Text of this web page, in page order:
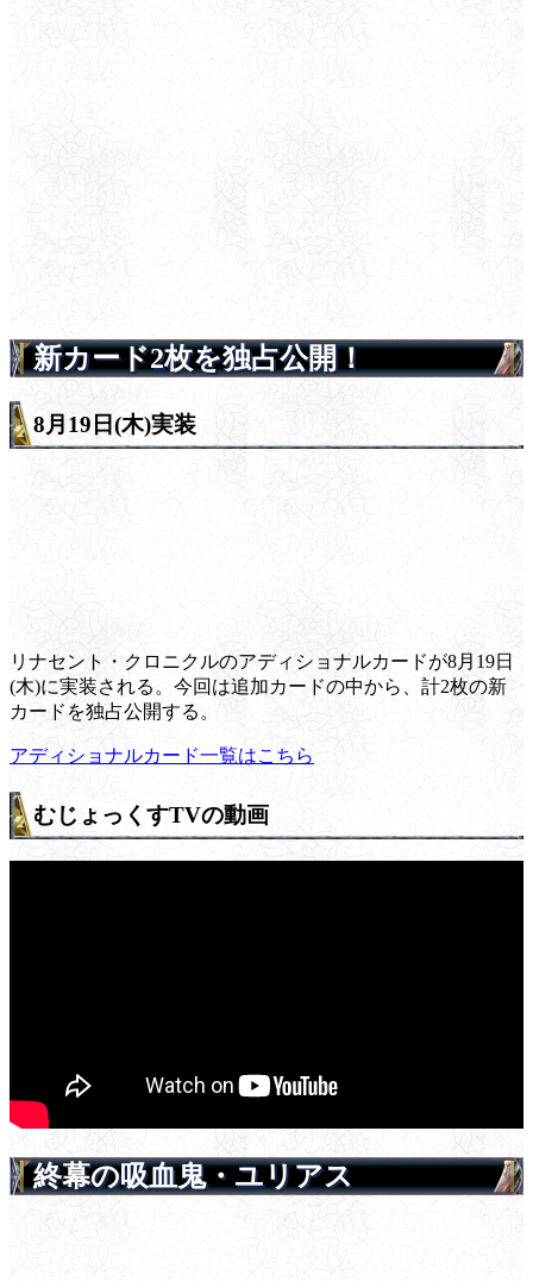
新カード2枚を独占公開！
8月19日(木)実装
リナセント・クロニクルのアディショナルカードが8月19日
(木)に実装される。今回は追加カードの中から、計2枚の新
カードを独占公開する。
アディショナルカード一覧はこちら
むじょっくすTVの動画
終幕の吸血鬼・ユリアス